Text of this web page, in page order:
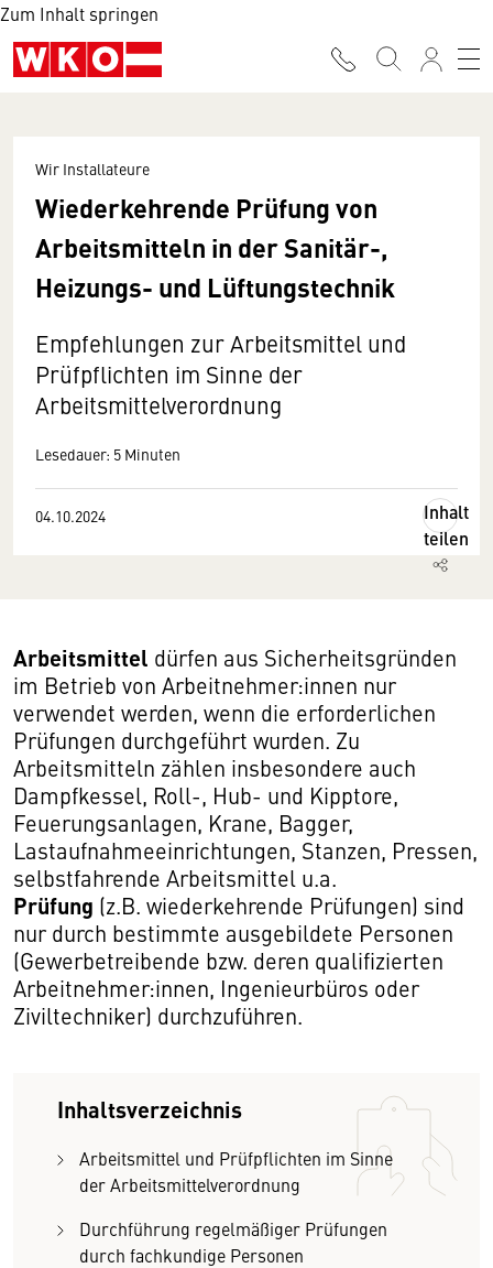
Zum Inhalt springen
Wir Installateure
Wiederkehrende Prüfung von
Arbeitsmitteln in der Sanitär-,
Heizungs- und Lüftungstechnik
Empfehlungen zur Arbeitsmittel und
Prüfpflichten im Sinne der
Arbeitsmittelverordnung
Lesedauer: 5 Minuten
04.10.2024
Inhalt
teilen
Arbeitsmittel dürfen aus Sicherheitsgründen
im Betrieb von Arbeitnehmer:innen nur
verwendet werden, wenn die erforderlichen
Prüfungen durchgeführt wurden. Zu
Arbeitsmitteln zählen insbesondere auch
Dampfkessel, Roll-, Hub- und Kipptore,
Feuerungsanlagen, Krane, Bagger,
Lastaufnahmeeinrichtungen, Stanzen, Pressen,
selbstfahrende Arbeitsmittel u.a.
Prüfung (z.B. wiederkehrende Prüfungen) sind
nur durch bestimmte ausgebildete Personen
(Gewerbetreibende bzw. deren qualifizierten
Arbeitnehmer:innen, Ingenieurbüros oder
Ziviltechniker) durchzuführen.
Inhaltsverzeichnis
Arbeitsmittel und Prüfpflichten im Sinne
der Arbeitsmittelverordnung
Durchführung regelmäßiger Prüfungen
durch fachkundige Personen